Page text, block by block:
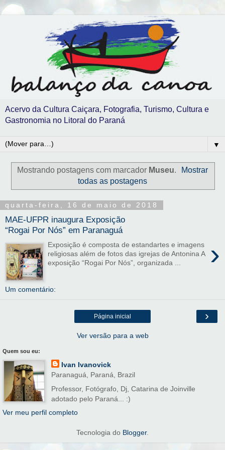
Acervo da Cultura Caiçara, Fotografia, Turismo, Cultura e
Gastronomia no Litoral do Paraná
▼
Mostrando postagens com marcador Museu.
Mostrar
todas as postagens
quarta-feira, 16 de maio de 2018
MAE-UFPR inaugura Exposição
“Rogai Por Nós” em Paranaguá
›
Exposição é composta de estandartes e imagens
religiosas além de fotos das igrejas de Antonina A
exposição “Rogai Por Nós”, organizada ...
Um comentário:
›
Página inicial
Ver versão para a web
Quem sou eu:
Ivan Ivanovick
Paranaguá, Paraná, Brazil
Professor, Fotógrafo, Dj, Catarina de Joinville
adotado pelo Paraná... :)
Ver meu perfil completo
Tecnologia do Blogger.